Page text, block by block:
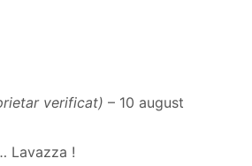
verificat) – 10 august
Lavazza !